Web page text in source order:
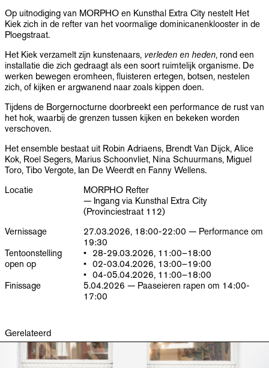
Op uitnodiging van MORPHO en Kunsthal Extra City nestelt Het
Kiek zich in de refter van het voormalige dominicanenklooster in de
Ploegstraat.
Het Kiek verzamelt zijn kunstenaars, verleden en heden, rond een
installatie die zich gedraagt als een soort ruimtelijk organisme. De
werken bewegen eromheen, fluisteren ertegen, botsen, nestelen
zich, of kijken er argwanend naar zoals kippen doen.
Tijdens de Borgernocturne doorbreekt een performance de rust van
het hok, waarbij de grenzen tussen kijken en bekeken worden
verschoven.
Het ensemble bestaat uit Robin Adriaens, Brendt Van Dijck, Alice
Kok, Roel Segers, Marius Schoonvliet, Nina Schuurmans, Miguel
Toro, Tibo Vergote, Ian De Weerdt en Fanny Wellens.
Locatie
MORPHO Refter
— Ingang via Kunsthal Extra City
(Provinciestraat 112)
Vernissage
27.03.2026, 18:00-22:00 — Performance om
19:30
Tentoonstelling
open op
28-29.03.2026, 11:00–18:00
02-03.04.2026, 13:00–19:00
04-05.04.2026, 11:00–18:00
Finissage
5.04.2026 — Paaseieren rapen om 14:00-
17:00
Gerelateerd